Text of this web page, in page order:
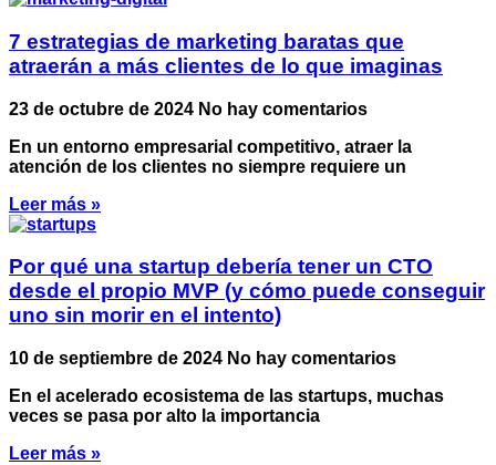
7 estrategias de marketing baratas que
atraerán a más clientes de lo que imaginas
23 de octubre de 2024 No hay comentarios
En un entorno empresarial competitivo, atraer la
atención de los clientes no siempre requiere un
Leer más »
Por qué una startup debería tener un CTO
desde el propio MVP (y cómo puede conseguir
uno sin morir en el intento)
10 de septiembre de 2024 No hay comentarios
En el acelerado ecosistema de las startups, muchas
veces se pasa por alto la importancia
Leer más »